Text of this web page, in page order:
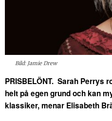
Bild: Jamie Drew
PRISBELÖNT. Sarah Perrys
helt på egen grund och kan
klassiker, menar Elisabeth